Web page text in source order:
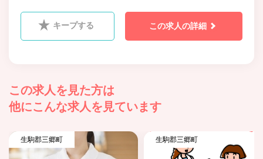
キープする この求人の詳細
この求人を見た方は
他にこんな求人を見ています
生駒郡三郷町 生駒郡三郷町